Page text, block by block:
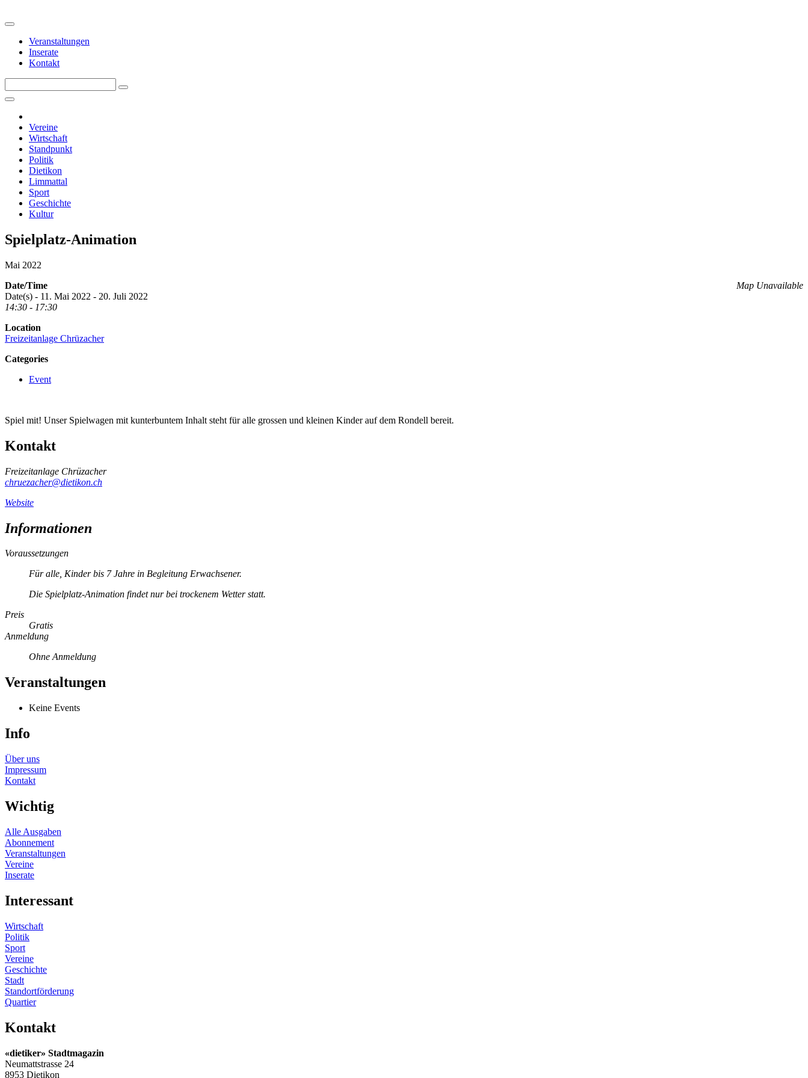
Veranstaltungen
Inserate
Kontakt
Vereine
Wirtschaft
Standpunkt
Politik
Dietikon
Limmattal
Sport
Geschichte
Kultur
Spielplatz-Animation
Mai 2022
Map Unavailable
Date/Time
Date(s) - 11. Mai 2022 - 20. Juli 2022
14:30 - 17:30
Location
Freizeitanlage Chrüzacher
Categories
Event
Spiel mit! Unser Spielwagen mit kunterbuntem Inhalt steht für alle grossen und kleinen Kinder auf dem Rondell bereit.
Kontakt
Freizeitanlage Chrüzacher
chruezacher@dietikon.ch
Website
Informationen
Voraussetzungen
Für alle, Kinder bis 7 Jahre in Begleitung Erwachsener.
Die Spielplatz-Animation findet nur bei trockenem Wetter statt.
Preis
Gratis
Anmeldung
Ohne Anmeldung
Veranstaltungen
Keine Events
Info
Über uns
Impressum
Kontakt
Wichtig
Alle Ausgaben
Abonnement
Veranstaltungen
Vereine
Inserate
Interessant
Wirtschaft
Politik
Sport
Vereine
Geschichte
Stadt
Standortförderung
Quartier
Kontakt
«dietiker» Stadtmagazin
Neumattstrasse 24
8953 Dietikon